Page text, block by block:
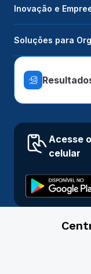
Inovação e
Soluções para
Acesse
celular